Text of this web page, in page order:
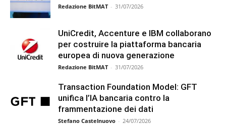
Redazione BitMAT - 31/07/2026
UniCredit, Accenture e IBM collaborano
per costruire la piattaforma bancaria
europea di nuova generazione
Redazione BitMAT - 31/07/2026
Transaction Foundation Model: GFT
unifica l’IA bancaria contro la
frammentazione dei dati
Stefano Castelnuovo - 24/07/2026